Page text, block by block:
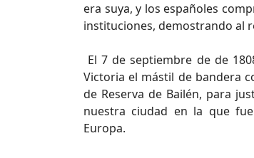
era suya, y los españoles
instituciones, demostrando al
El 7 de septiembre de de
Victoria el mástil de bandera
de Reserva de Bailén, para
nuestra ciudad en la que
Europa.